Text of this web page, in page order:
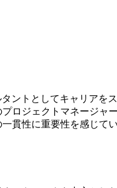
ントとしてキャリア
ロジェクトマネージ
貫性に重要性を感じて